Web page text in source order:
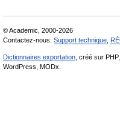
© Academic, 2000-2026
Contactez-nous: Support technique
Dictionnaires exportation , créé sur PHP,
WordPress, MODx.